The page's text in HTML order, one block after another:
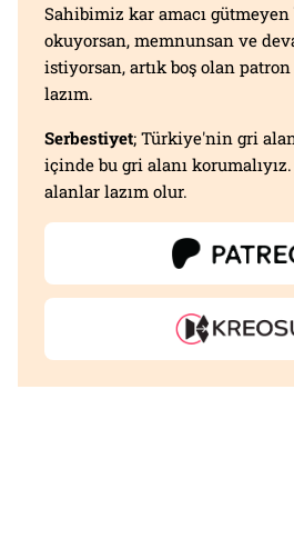
Sahibimiz kar amacı
okuyorsan, memnunsan ve
istiyorsan, artık boş olan
lazım.
Serbestiyet; Türkiye'nin gri
içinde bu gri alanı
alanlar lazım olur.